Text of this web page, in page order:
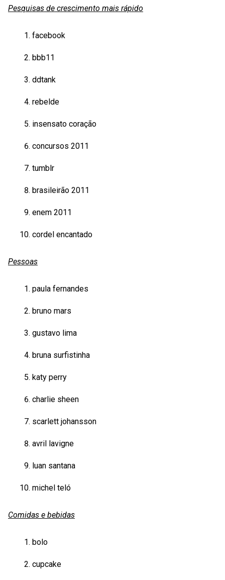
Pesquisas de crescimento mais rápido
facebook
bbb11
ddtank
rebelde
insensato coração
concursos 2011
tumblr
brasileirão 2011
enem 2011
cordel encantado
Pessoas
paula fernandes
bruno mars
gustavo lima
bruna surfistinha
katy perry
charlie sheen
scarlett johansson
avril lavigne
luan santana
michel teló
Comidas e bebidas
bolo
cupcake